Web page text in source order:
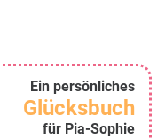
Ein persönliches
Glücksbuch
für Pia-Sophie